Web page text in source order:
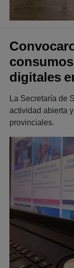
digitales
La Secretaría de
actividad abierta
provinciales.